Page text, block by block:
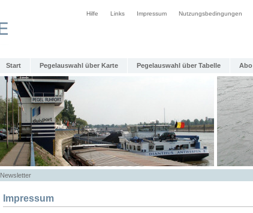
Hilfe Links Impressum Nutzungsbedingungen
Start Pegelauswahl über Karte Pegelauswahl über Tabelle Abo
Newsletter
Impressum